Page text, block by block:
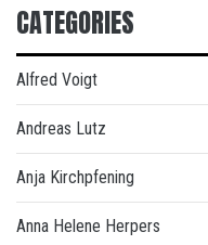
CATEGORIES
Alfred Voigt
Andreas Lutz
Anja Kirchpfening
Anna Helene Herpers